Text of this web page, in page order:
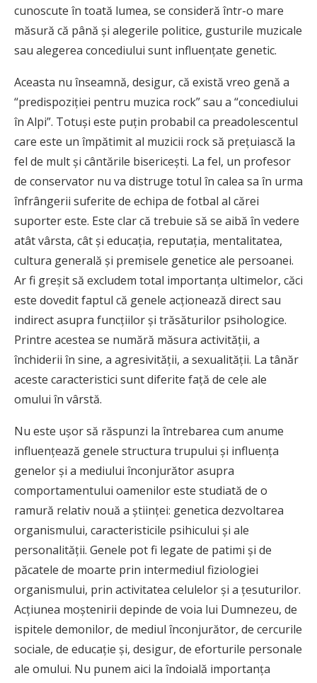
cunoscute în toată lumea, se consideră într-o mare
măsură că până şi alegerile politice, gusturile muzicale
sau alegerea concediului sunt influenţate genetic.
Aceasta nu înseamnă, desigur, că există vreo genă a
“predispoziţiei pentru muzica rock” sau a “concediului
în Alpi”. Totuşi este puţin probabil ca preadolescentul
care este un împătimit al muzicii rock să preţuiască la
fel de mult şi cântările bisericeşti. La fel, un profesor
de conservator nu va distruge totul în calea sa în urma
înfrângerii suferite de echipa de fotbal al cărei
suporter este. Este clar că trebuie să se aibă în vedere
atât vârsta, cât şi educaţia, reputaţia, mentalitatea,
cultura generală şi premisele genetice ale persoanei.
Ar fi greşit să excludem total importanţa ultimelor, căci
este dovedit faptul că genele acţionează direct sau
indirect asupra funcţiilor şi trăsăturilor psihologice.
Printre acestea se numără măsura activităţii, a
închiderii în sine, a agresivităţii, a sexualităţii. La tânăr
aceste caracteristici sunt diferite faţă de cele ale
omului în vârstă.
Nu este uşor să răspunzi la întrebarea cum anume
influenţează genele structura trupului şi influenţa
genelor şi a mediului înconjurător asupra
comportamentului oamenilor este studiată de o
ramură relativ nouă a ştiinţei: genetica dezvoltarea
organismului, caracteristicile psihicului şi ale
personalităţii. Genele pot fi legate de patimi şi de
păcatele de moarte prin intermediul fiziologiei
organismului, prin activitatea celulelor şi a ţesuturilor.
Acţiunea moştenirii depinde de voia lui Dumnezeu, de
ispitele demonilor, de mediul înconjurător, de cercurile
sociale, de educaţie şi, desigur, de eforturile personale
ale omului. Nu punem aici la îndoială importanţa